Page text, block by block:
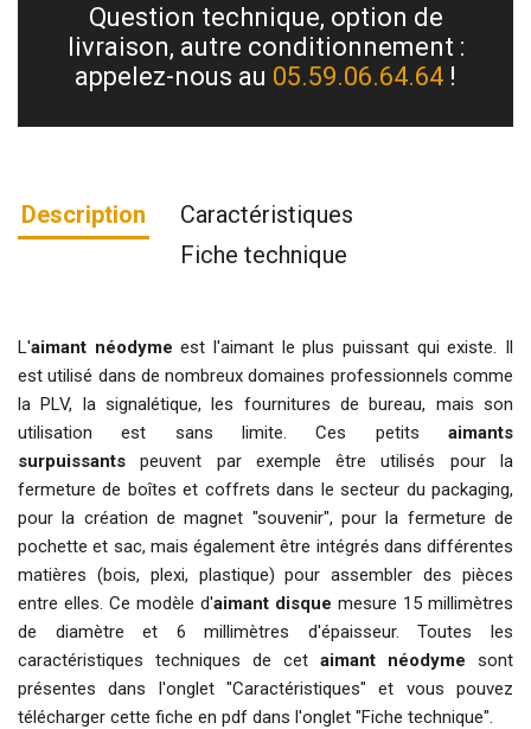
Question technique, option de
livraison, autre conditionnement :
appelez-nous au 05.59.06.64.64 !
Description
Caractéristiques
Fiche technique
L'aimant néodyme est l'aimant le plus puissant qui existe. Il
est utilisé dans de nombreux domaines professionnels comme
la PLV, la signalétique, les fournitures de bureau, mais son
utilisation est sans limite. Ces petits aimants
surpuissants peuvent par exemple être utilisés pour la
fermeture de boîtes et coffrets dans le secteur du packaging,
pour la création de magnet "souvenir", pour la fermeture de
pochette et sac, mais également être intégrés dans différentes
matières (bois, plexi, plastique) pour assembler des pièces
entre elles. Ce modèle d'aimant disque mesure 15 millimètres
de diamètre et 6 millimètres d'épaisseur. Toutes les
caractéristiques techniques de cet aimant néodyme sont
présentes dans l'onglet "Caractéristiques" et vous pouvez
télécharger cette fiche en pdf dans l'onglet "Fiche technique".